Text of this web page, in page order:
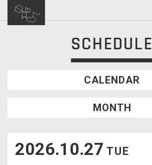
SCHEDULE
CALENDAR
WED
2
3 4 5
MONTH
2026.10.27 TUE